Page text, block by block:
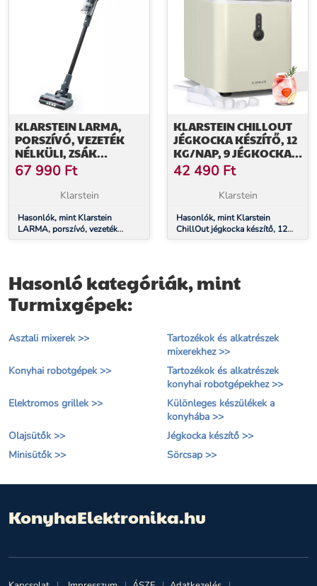
KLARSTEIN LARMA,
PORSZÍVÓ, VEZETÉK
NÉLKÜLI, ZSÁK
NÉLKÜLI, MAXIMÁLIS
ÜZEMIDŐ 45 PERC, LED
67 990 Ft
Klarstein
Hasonlók, mint Klarstein
LARMA, porszívó, vezeték
nélküli, zsák nélküli, maximális
KLARSTEIN CHILLOUT
JÉGKOCKA KÉSZÍTŐ, 12
KG/NAP, 9 JÉGKOCKA 8
PERC ALATT, 120 W,
VÍZTARTÁLY
42 490 Ft
Klarstein
Hasonlók, mint Klarstein
ChillOut jégkocka készítő, 12
kg/nap, 9 jégkocka 8 perc alatt,
Hasonló kategóriák, mint
Turmixgépek:
Asztali mixerek >>
Tartozékok és alkatrészek
mixerekhez >>
Konyhai robotgépek >>
Tartozékok és alkatrészek
konyhai robotgépekhez >>
Elektromos grillek >>
Különleges készülékek a
konyhába >>
Olajsütők >>
Jégkocka készítő >>
Minisütők >>
Sörcsap >>
KonyhaElektronika.hu